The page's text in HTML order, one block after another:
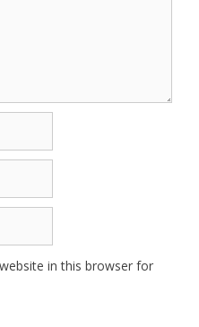
in this browser for